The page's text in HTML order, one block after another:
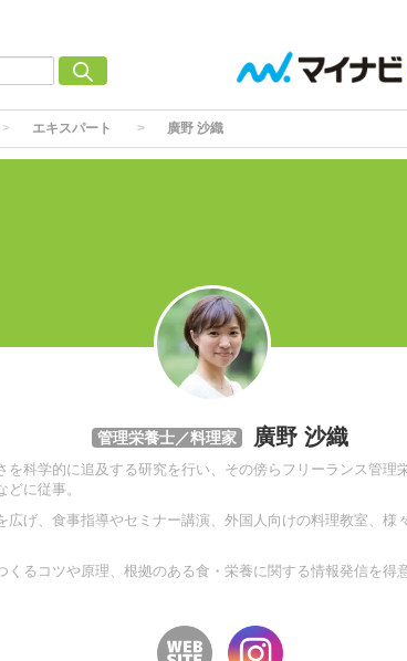
エキスパート 廣野 沙織
管理栄養士／料理家 廣野 沙織
を科学的に追及する研究を行い、その傍らフリーランス管理
に従事。
広げ、食事指導やセミナー講演、外国人向けの料理教室、様
くるコツや原理、根拠のある食・栄養に関する情報発信を得